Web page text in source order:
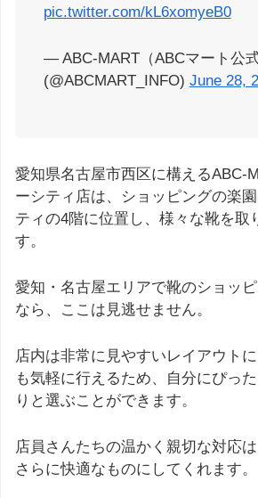
pic.twitter.com/kL6xomyeB0
— ABC-MART（ABCマート公式
(@ABCMART_INFO) June 28,
愛知県名古屋市西区に構えるABC-
ーシティ店は、ショッピングの楽
ティの4階に位置し、様々な靴を取
す。
愛知・名古屋エリアで靴のショッ
なら、ここは見逃せません。
店内は非常に見やすいレイアウト
も気軽に行えるため、自分にぴっ
りと選ぶことができます。
店員さんたちの温かく親切な対応
さらに快適なものにしてくれます。